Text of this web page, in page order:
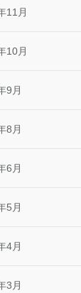
11月
10月
9月
8月
6月
5月
4月
3月